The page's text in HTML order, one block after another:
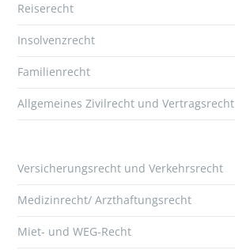
Reiserecht
Insolvenzrecht
Familienrecht
Allgemeines Zivilrecht und Vertragsrecht
Versicherungsrecht und Verkehrsrecht
Medizinrecht/ Arzthaftungsrecht
Miet- und WEG-Recht